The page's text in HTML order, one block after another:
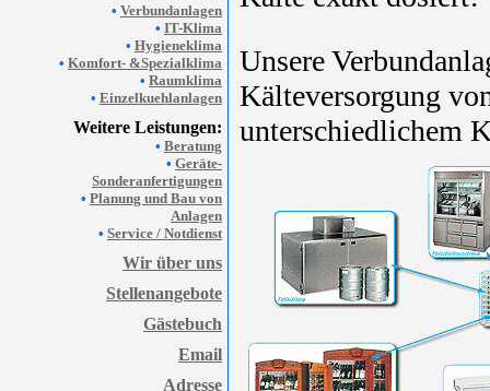
• Verbundanlagen
• IT-Klima
• Hygieneklima
• Komfort- &Spezialklima
• Raumklima
• Einzelkuehlanlagen
Weitere Leistungen:
• Beratung
• Geräte-
Sonderanfertigungen
• Planung und Bau von
Anlagen
• Service / Notdienst
Wir über uns
Stellenangebote
Gästebuch
Email
Adresse
Unsere
Kälteversorgung
unterschiedlichem